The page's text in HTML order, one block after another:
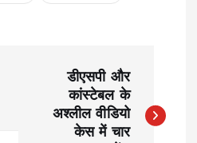
डीएसपी और
कांस्टेबल के
अश्लील वीडियो
केस में चार